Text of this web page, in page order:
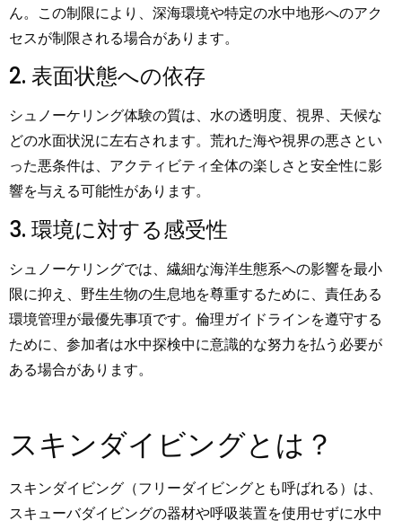
ん。この制限により、深海環境や特定の水中地形へのアク
セスが制限される場合があります。
2. 表面状態への依存
シュノーケリング体験の質は、水の透明度、視界、天候な
どの水面状況に左右されます。荒れた海や視界の悪さとい
った悪条件は、アクティビティ全体の楽しさと安全性に影
響を与える可能性があります。
3. 環境に対する感受性
シュノーケリングでは、繊細な海洋生態系への影響を最小
限に抑え、野生生物の生息地を尊重するために、責任ある
環境管理が最優先事項です。倫理ガイドラインを遵守する
ために、参加者は水中探検中に意識的な努力を払う必要が
ある場合があります。
スキンダイビングとは？
スキンダイビング（フリーダイビングとも呼ばれる）は、
スキューバダイビングの器材や呼吸装置を使用せずに水中